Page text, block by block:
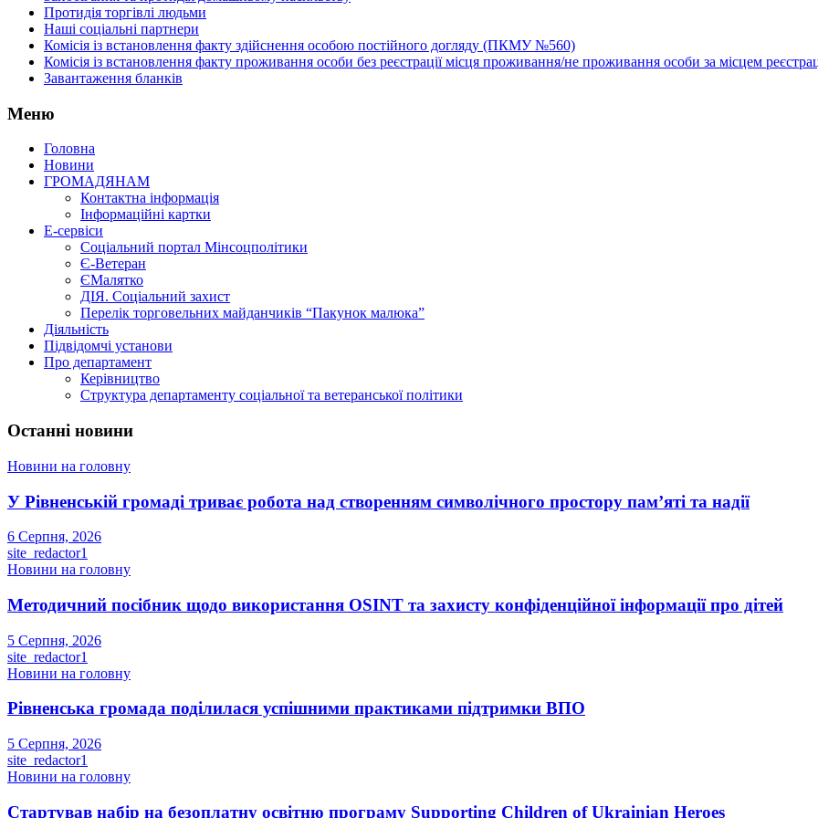
Протидія торгівлі людьми
Наші соціальні партнери
Комісія із встановлення факту здійснення особою постійного догляду (ПКМУ №560)
Комісія із встановлення факту проживання особи без реєстрації місця проживання/не проживання особи за місцем
Завантаження бланків
Меню
Головна
Новини
ГРОМАДЯНАМ
Контактна інформація
Інформаційні картки
Е-сервіси
Соціальний портал Мінсоцполітики
Є-Ветеран
ЄМалятко
ДІЯ. Соціальний захист
Перелік торговельних майданчиків “Пакунок малюка”
Діяльність
Підвідомчі установи
Про департамент
Керівництво
Структура департаменту соціальної та ветеранської політики
Останні новини
Новини на головну
У Рівненській громаді триває робота над створенням символічного простору пам’яті та надії
6 Серпня, 2026
site_redactor1
Новини на головну
Методичний посібник щодо використання OSINT та захисту конфіденційної інформації про дітей
5 Серпня, 2026
site_redactor1
Новини на головну
Рівненська громада поділилася успішними практиками підтримки ВПО
5 Серпня, 2026
site_redactor1
Новини на головну
Стартував набір на безоплатну освітню програму Supporting Children of Ukrainian Heroes